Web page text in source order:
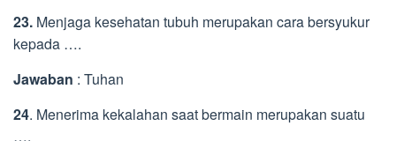
23. Menjaga kesehatan tubuh merupakan cara bersyukur
kepada ….
Jawaban : Tuhan
24. Menerima kekalahan saat bermain merupakan suatu
….